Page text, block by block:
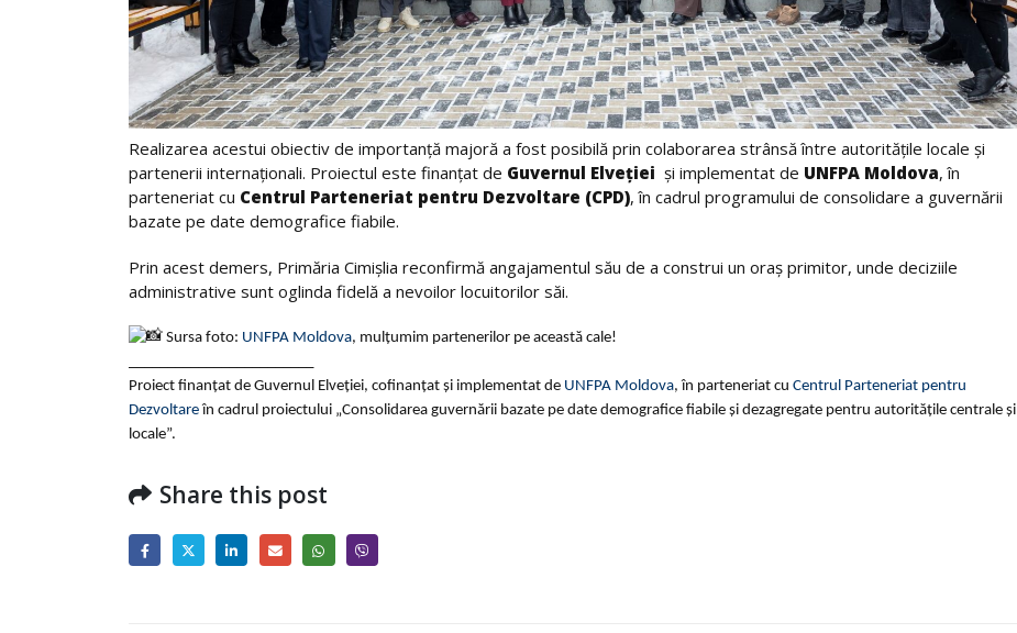
Realizarea acestui obiectiv de importanță majoră a fost posibilă prin colaborarea strânsă între autoritățile locale și
partenerii internaționali. Proiectul este finanțat de Guvernul Elveției și implementat de UNFPA Moldova, în
parteneriat cu Centrul Parteneriat pentru Dezvoltare (CPD), în cadrul programului de consolidare a guvernării
bazate pe date demografice fiabile.
Prin acest demers, Primăria Cimișlia reconfirmă angajamentul său de a construi un oraș primitor, unde deciziile
administrative sunt oglinda fidelă a nevoilor locuitorilor săi.
Sursa foto: UNFPA Moldova, mulțumim partenerilor pe această cale!
Proiect finanțat de Guvernul Elveției, cofinanțat și implementat de UNFPA Moldova, în parteneriat cu Centrul Parteneriat pentru
Dezvoltareîn cadrul proiectului „Consolidarea guvernării bazate pe date demografice fiabile și dezagregate pentru autoritățile centrale și
locale”.
Share this post